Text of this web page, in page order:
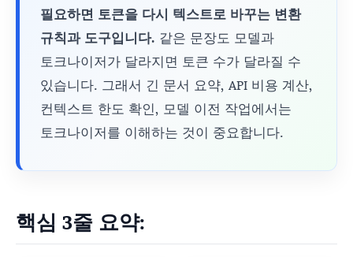
필요하면 토큰을 다시 텍스트로 바꾸는 변환
규칙과 도구입니다. 같은 문장도 모델과
토크나이저가 달라지면 토큰 수가 달라질 수
있습니다. 그래서 긴 문서 요약, API 비용 계산,
컨텍스트 한도 확인, 모델 이전 작업에서는
토크나이저를 이해하는 것이 중요합니다.
핵심 3줄 요약: